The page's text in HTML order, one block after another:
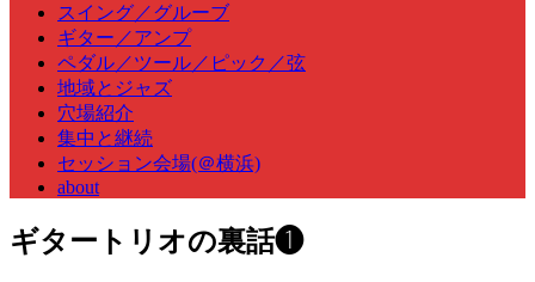
スイング／グルーブ
ギター／アンプ
ペダル／ツール／ピック／弦
地域とジャズ
穴場紹介
集中と継続
セッション会場(＠横浜)
about
ギタートリオの裏話❶